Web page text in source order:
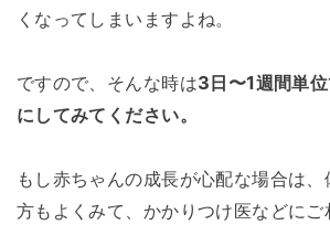
くなってしまいますよね。
ですので、そんな時は3日〜1週間単
にしてみてください。
もし赤ちゃんの成長が心配な場合は、
方もよくみて、かかりつけ医などにご